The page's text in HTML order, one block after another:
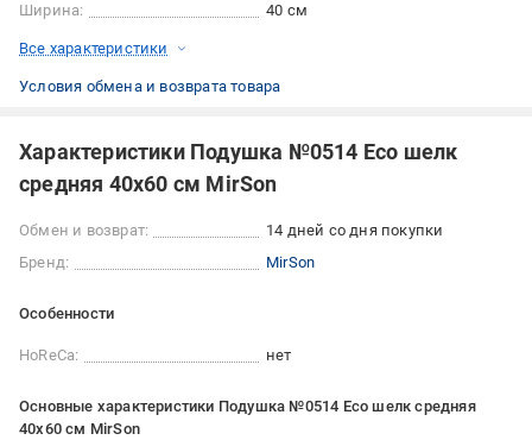
Ширина:
40 см
Все характеристики
Условия обмена и возврата товара
Характеристики Подушка №0514 Eco шелк
средняя 40x60 см MirSon
Обмен и возврат:
14 дней со дня покупки
Бренд:
MirSon
Особенности
HoReCa: нет
Основные характеристики Подушка №0514 Eco шелк средняя
40x60 см MirSon